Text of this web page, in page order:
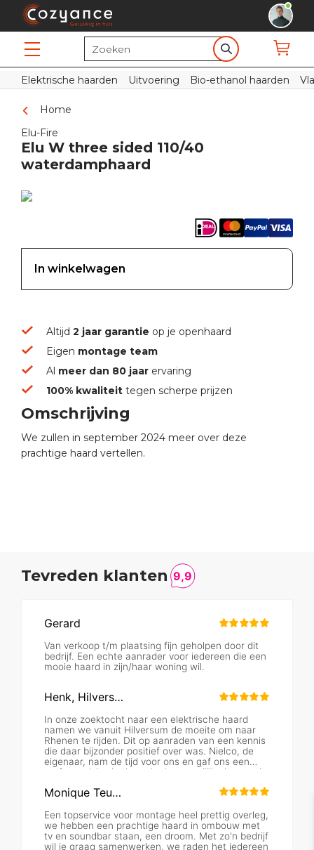
Elektrische haarden Uitvoering Bio-ethanol haarden
Home
Elu-Fire
Elu W three sided 110/40
waterdamphaard
In winkelwagen
Altijd 2 jaar garantie op je openhaard
Eigen montage team
Al meer dan 80 jaar ervaring
100% kwaliteit tegen scherpe prijzen
Omschrijving
We zullen in september 2024 meer over deze
prachtige haard vertellen.
Tevreden klanten